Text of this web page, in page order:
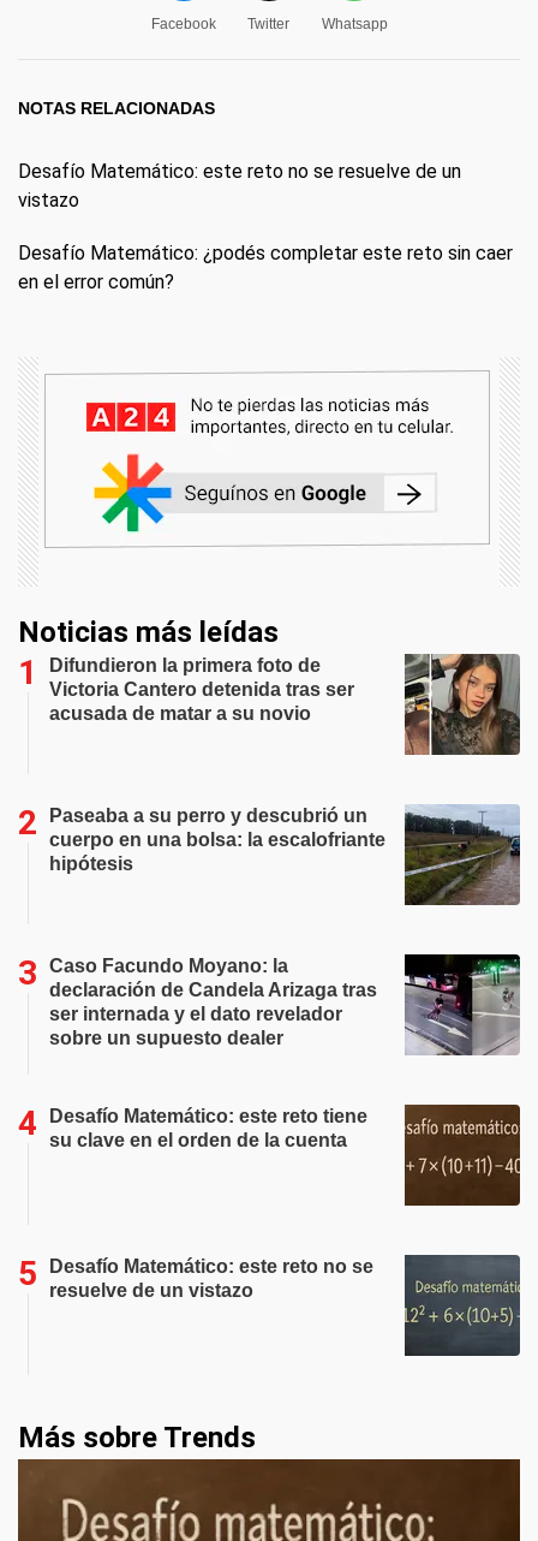
Facebook Twitter Whatsapp
NOTAS RELACIONADAS
Desafío Matemático: este reto no se resuelve de un
vistazo
Desafío Matemático: ¿podés completar este reto sin caer
en el error común?
Noticias más leídas
Difundieron la primera foto de
Victoria Cantero detenida tras ser
acusada de matar a su novio
Paseaba a su perro y descubrió un
cuerpo en una bolsa: la escalofriante
hipótesis
Caso Facundo Moyano: la
declaración de Candela Arizaga tras
ser internada y el dato revelador
sobre un supuesto dealer
Desafío Matemático: este reto tiene
su clave en el orden de la cuenta
Desafío Matemático: este reto no se
resuelve de un vistazo
Más sobre Trends